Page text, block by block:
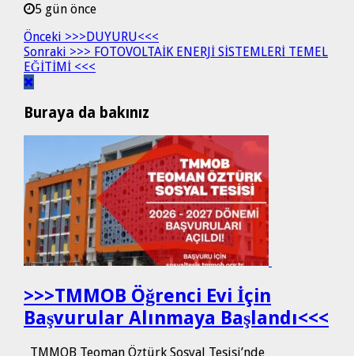
5 gün önce
Önceki >>>DUYURU<<<
Sonraki >>> FOTOVOLTAİK ENERJİ SİSTEMLERİ TEMEL
EĞİTİMİ <<<
Buraya da bakınız
>>>TMMOB Öğrenci Evi İçin
Başvurular Alınmaya Başlandı<<<
TMMOB Teoman Öztürk Sosyal Tesisi’nde